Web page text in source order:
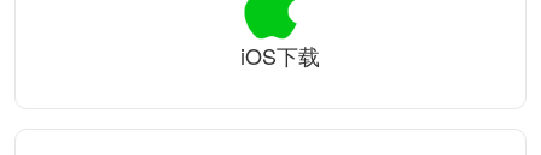
iOS下载